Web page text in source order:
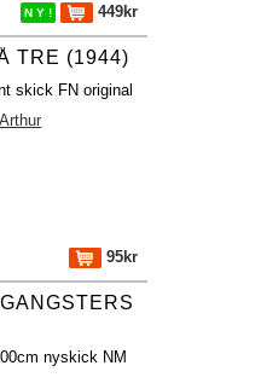
N Y ! 449kr
TRE (1944)
skick FN original
95kr
nyskick NM